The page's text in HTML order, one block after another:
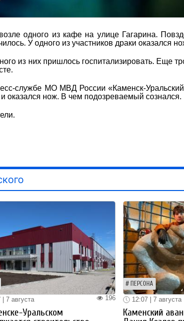
одного из кафе на улице Гагарина.
У одного из участников драки оказался
из них пришлось госпитализировать. Еще
службе МО МВД России «Каменск-
оказался нож. В чем подозреваемый сознался.
196
7 августа
Уральском
ПЕРСОНА
12:07 | 7 августа
Каменский